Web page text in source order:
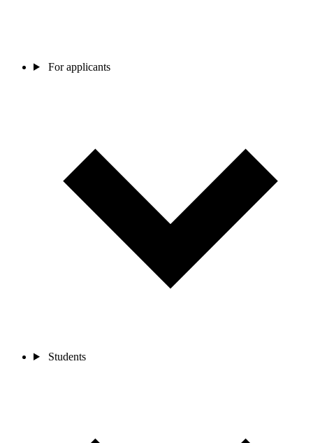
For applicants
Students